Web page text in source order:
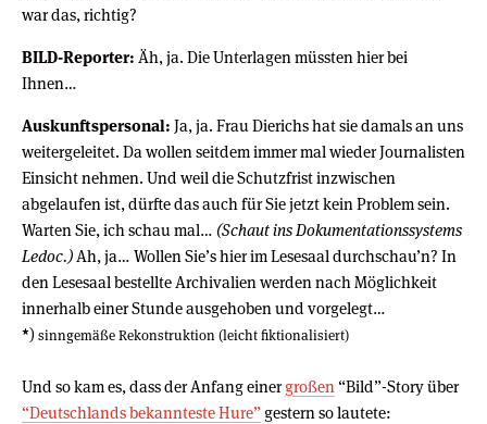
war das, richtig?
BILD-Reporter: Äh, ja. Die Unterlagen müssten hier bei
Ihnen…
Auskunftspersonal: Ja, ja. Frau Dierichs hat sie damals an uns
weitergeleitet. Da wollen seitdem immer mal wieder Journalisten
Einsicht nehmen. Und weil die Schutzfrist inzwischen
abgelaufen ist, dürfte das auch für Sie jetzt kein Problem sein.
Warten Sie, ich schau mal… (Schaut ins Dokumentationssystems
Ledoc.) Ah, ja… Wollen Sie’s hier im Lesesaal durchschau’n? In
den Lesesaal bestellte Archivalien werden nach Möglichkeit
innerhalb einer Stunde ausgehoben und vorgelegt…
*) sinngemäße Rekonstruktion (leicht fiktionalisiert)
Und so kam es, dass der Anfang einergroßen “Bild”-Story über
“Deutschlands bekannteste Hure”gestern so lautete: